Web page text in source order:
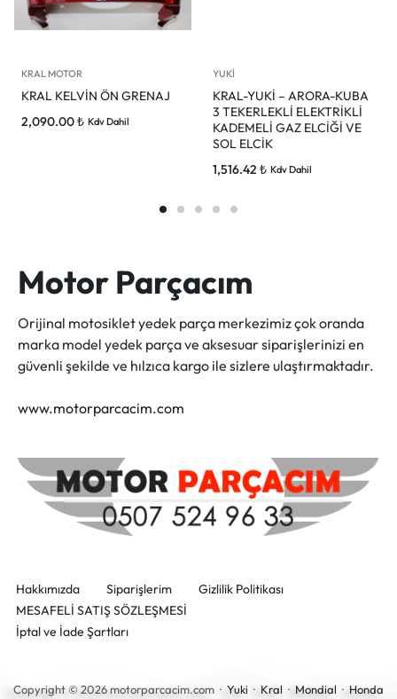
KRAL MOTOR
KRAL KELVİN ÖN GRENAJ
2,090.00₺ Kdv Dahil
YUKİ
KRAL-YUKİ – ARORA-KUBA
3 TEKERLEKLİ ELEKTRİKLİ
KADEMELİ GAZ ELCİĞİ VE
SOL ELCİK
1,516.42 ₺ Kdv Dahil
Motor Parçacım
Orijinal motosiklet yedek parça merkezimiz çok oranda
marka model yedek parça ve aksesuar siparişlerinizi en
güvenli şekilde ve hılzıca kargo ile sizlere ulaştırmaktadır.
www.motorparcacim.com
Hakkımızda Siparişlerim
Gizlilik Politikası
MESAFELİ SATIŞ SÖZLEŞMESİ
İptal ve İade Şartları
Copyright © 2026 motorparcacim.com · Yuki · Kral · Mondial · Honda